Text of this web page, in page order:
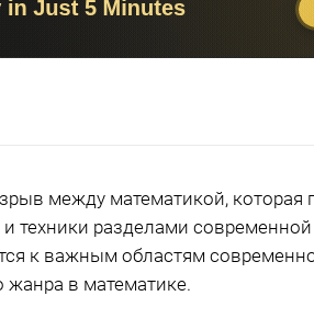
между математикой, которая
разделами современной
к важным областям
жанра в математике.